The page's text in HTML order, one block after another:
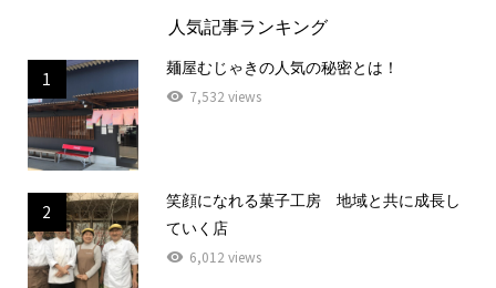
人気記事ランキング
1
麺屋むじゃきの人気の秘密とは！
7,532 views
2
笑顔になれる菓子工房 地域と共に成長し
ていく店
6,012 views